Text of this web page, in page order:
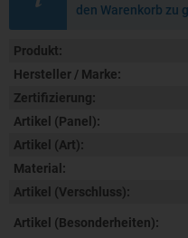
den Warenkorb zu
Produkt:
Hersteller / Marke:
Zertifizierung:
Artikel (Panel):
Artikel (Art):
Material:
Artikel (Verschluss):
Artikel (Besonderheiten):